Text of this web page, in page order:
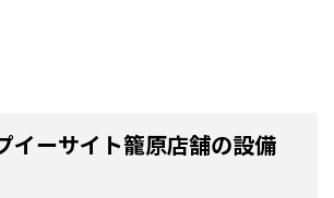
イーサイト籠原店舗の設備